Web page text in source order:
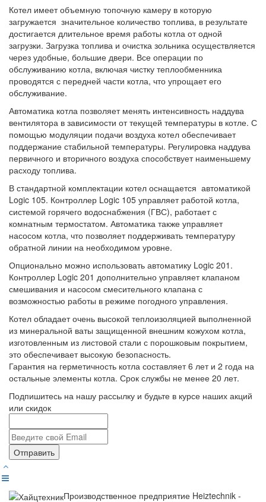
Котел имеет объемную топочную камеру в которую
загружается значительное количество топлива, в результате
достигается длительное время работы котла от одной
загрузки. Загрузка топлива и очистка зольника осуществляется
через удобные, большие двери. Все операции по
обслуживанию котла, включая чистку теплообменника
проводятся с передней части котла, что упрощает его
обслуживание.
Автоматика котла позволяет менять интенсивность наддува
вентилятора в зависимости от текущей температуры в котле. С
помощью модуляции подачи воздуха котел обеспечивает
поддержание стабильной температуры. Регулировка наддува
первичного и вторичного воздуха способствует наименьшему
расходу топлива.
В стандартной комплектации котел оснащается автоматикой
Logic 105. Контроллер Logic 105 управляет работой котла,
системой горячего водоснабжения (ГВС), работает с
комнатным термостатом. Автоматика также управляет
насосом котла, что позволяет поддерживать температуру
обратной линии на необходимом уровне.
Опционально можно использовать автоматику Logic 201.
Контроллер Logic 201 дополнительно управляет клапаном
смешивания и насосом смесительного клапана с
возможностью работы в режиме погодного управления.
Котел обладает очень высокой теплоизоляцией выполненной
из минеральной ваты защищенной внешним кожухом котла,
изготовленным из листовой стали с порошковым покрытием,
это обеспечивает высокую безопасность.
Гарантия на герметичность котла составляет 6 лет и 2 года на
остальные элементы котла. Срок службы не менее 20 лет.
Подпишитесь на нашу рассылку и будьте в курсе наших акций
или скидок
Отправить
Производственное предприятие Heiztechnik -